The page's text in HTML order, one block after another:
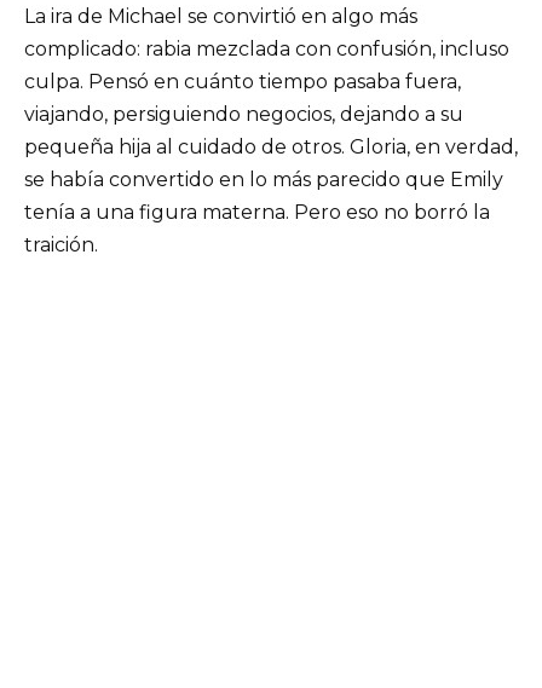
La ira de Michael se convirtió en algo más
complicado: rabia mezclada con confusión, incluso
culpa. Pensó en cuánto tiempo pasaba fuera,
viajando, persiguiendo negocios, dejando a su
pequeña hija al cuidado de otros. Gloria, en verdad,
se había convertido en lo más parecido que Emily
tenía a una figura materna. Pero eso no borró la
traición.